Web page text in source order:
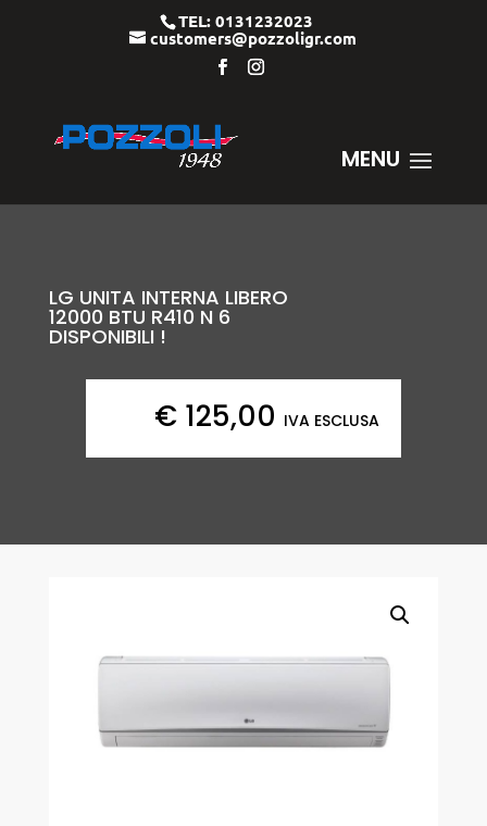
TEL: 0131232023
customers@pozzoligr.com
LG UNITA INTERNA LIBERO
12000 BTU R410 N 6
DISPONIBILI !
€ 125,00 IVA ESCLUSA